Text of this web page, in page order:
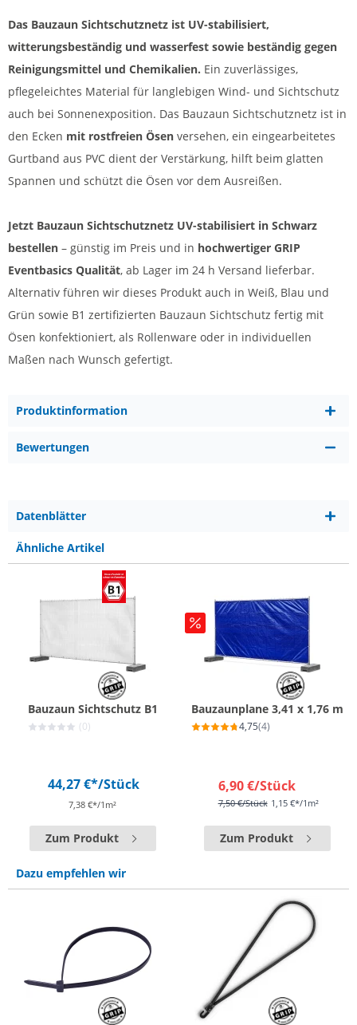
Das Bauzaun Sichtschutznetz ist UV-stabilisiert,
witterungsbeständig und wasserfest sowie beständig gegen
Reinigungsmittel und Chemikalien. Ein zuverlässiges,
pflegeleichtes Material für langlebigen Wind- und Sichtschutz
auch bei Sonnenexposition. Das Bauzaun Sichtschutznetz ist in
den Ecken mit rostfreien Ösen versehen, ein eingearbeitetes
Gurtband aus PVC dient der Verstärkung, hilft beim glatten
Spannen und schützt die Ösen vor dem Ausreißen.
Jetzt Bauzaun Sichtschutznetz UV-stabilisiert in Schwarz
bestellen – günstig im Preis und in hochwertiger GRIP
Eventbasics Qualität, ab Lager im 24 h Versand lieferbar.
Alternativ führen wir dieses Produkt auch in Weiß, Blau und
Grün sowie B1 zertifizierten Bauzaun Sichtschutz fertig mit
Ösen konfektioniert, als Rollenware oder in individuellen
Maßen nach Wunsch gefertigt.
Produktinformation
Bewertungen
Datenblätter
Ähnliche Artikel
Bauzaun Sichtschutz B1
(0)
44,27 €*/Stück
7,38 €*/1m²
Zum Produkt
Bauzaunplane 3,41 x 1,76 m
4,75(4)
6,90 €/Stück
7,50 €/Stück 1,15 €*/1m²
Zum Produkt
Dazu empfehlen wir